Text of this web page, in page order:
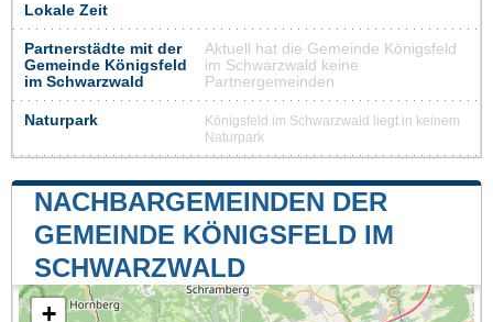
Lokale Zeit
Partnerstädte mit der
Gemeinde Königsfeld
im Schwarzwald
Aktuell hat die Gemeinde Königsfeld
im Schwarzwald keine
Partnergemeinden
Naturpark
Königsfeld im Schwarzwald liegt in keinem
Naturpark
NACHBARGEMEINDEN DER
GEMEINDE KÖNIGSFELD IM
SCHWARZWALD
+